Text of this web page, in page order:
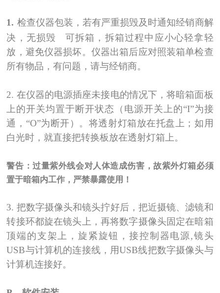
1. 检查仪器包装，若有严重损毁及时通知经销商解
决，无损毁 可拆箱，拆箱过程中应小心轻拿轻
放，避免仪器损坏。仪器出箱后应对照装箱单检查
所有物品，有问题，请与经销商。
2. 在仪器的电源插座未接电的情况下，将暗箱面板
上的开关均置于断开状态（电源开关上的“I”为接
通，“О”为断开）。将透射灯箱放在托盘上；如用
白光时，就直接把转换板放在透射灯箱上。
警告：过量紫外线会对人体造成伤害，故紫外灯箱必须
置于暗箱内工作，严禁暴露使用！
3. 把数字摄像头和镜头拧好后，把近摄镜、滤镜和
转接环都旋在镜头上，再将数字摄像头固定在暗箱
顶端的支架上，旋紧旋钮，接控制器电源,镜头
USB与计算机的连接线，用USB线把数字摄像头与
计算机连接好。